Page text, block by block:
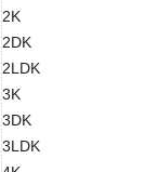
2K
2DK
2LDK
3K
3DK
3LDK